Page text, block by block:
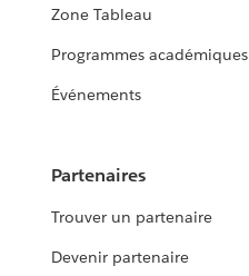
Zone Tableau
Programmes académiques
Événements
Partenaires
Trouver un partenaire
Devenir partenaire